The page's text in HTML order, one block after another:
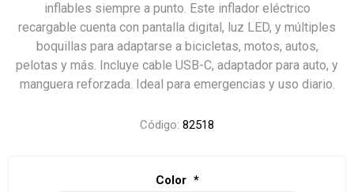
inflables siempre a punto. Este inflador eléctrico
recargable cuenta con pantalla digital, luz LED, y múltiples
boquillas para adaptarse a bicicletas, motos, autos,
pelotas y más. Incluye cable USB-C, adaptador para auto, y
manguera reforzada. Ideal para emergencias y uso diario.
Código: 82518
Color *